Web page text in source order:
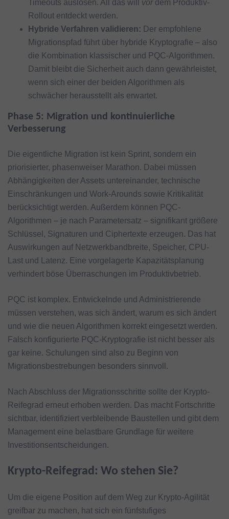
Timeouts auslösen. All das will vordem Produktiv-
Rollout entdeckt werden.
Hybride Verfahren validieren: Der empfohlene
Migrationspfad führt über hybride Kryptografie – also
die Kombination klassischer und PQC-Algorithmen.
Damit bleibt die Sicherheit auch dann gewährleistet,
wenn sich einer der beiden Algorithmen als
schwächer herausstellt als erwartet.
Phase 5: Migration und kontinuierliche
Verbesserung
Die eigentliche Migration ist kein Sprint, sondern ein
priorisierter, phasenweiser Marathon. Dabei müssen
Abhängigkeiten der Assets untereinander, technische
Einschränkungen und Work-Arounds sowie Kritikalität
berücksichtigt werden. Außerdem können PQC-
Algorithmen – je nach Parametersatz – signifikant größere
Schlüssel, Signaturen und Ciphertexte erzeugen. Das hat
Auswirkungen auf Netzwerkbandbreite, Speicher, CPU-
Last und Latenz. Eine vorgelagerte Kapazitätsplanung
verhindert böse Überraschungen im Produktivbetrieb.
PQC ist komplex. Entwickelnde und Administrierende
müssen verstehen, was sich ändert, warum es sich ändert
und wie die neuen Algorithmen korrekt eingesetzt werden.
Falsch konfigurierte PQC-Kryptografie ist nicht besser als
gar keine. Schulungen sind also zu Beginn von
Migrationsbestrebungen besonders sinnvoll.
Nach Abschluss der Migrationsschritte sollte der Krypto-
Reifegrad erneut erhoben werden. Das macht Fortschritte
sichtbar, identifiziert verbleibende Baustellen und gibt dem
Management eine belastbare Grundlage für weitere
Investitionsentscheidungen.
Krypto-Reifegrad: Wo stehen Sie?
Um die eigene Position auf dem Weg zur Krypto-Agilität
greifbar zu machen, hat sich ein fünfstufiges